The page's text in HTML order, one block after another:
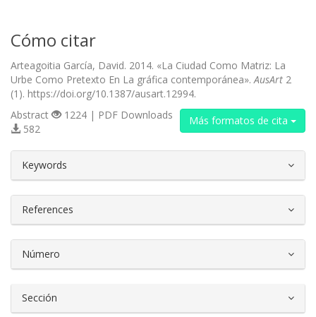
Cómo citar
Arteagoitia García, David. 2014. «La Ciudad Como Matriz: La
Urbe Como Pretexto En La gráfica contemporánea». AusArt 2
(1). https://doi.org/10.1387/ausart.12994.
Más formatos de cita
Abstract
1224 | PDF Downloads
582
Keywords
References
Número
Sección